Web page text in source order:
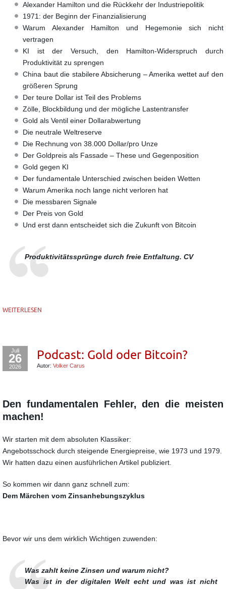
Alexander Hamilton und die Rückkehr der Industriepolitik
1971: der Beginn der Finanzialisierung
Warum Alexander Hamilton und Hegemonie sich nicht
vertragen
KI ist der Versuch, den Hamilton-Widerspruch durch
Produktivität zu sprengen
China baut die stabilere Absicherung – Amerika wettet auf den
größeren Sprung
Der teure Dollar ist Teil des Problems
Zölle, Blockbildung und der mögliche Lastentransfer
Gold als Ventil einer Dollarabwertung
Die neutrale Weltreserve
Die Rechnung von 38.000 Dollar/pro Unze
Der Goldpreis als Fassade – These und Gegenposition
Gold gegen KI
Der fundamentale Unterschied zwischen beiden Wetten
Warum Amerika noch lange nicht verloren hat
Die messbaren Signale
Der Preis von Gold
Und erst dann entscheidet sich die Zukunft von Bitcoin
Produktivitätssprünge durch freie Entfaltung. CV
WEITERLESEN
Juli
26
2026
Podcast: Gold oder Bitcoin?
Autor: Volker Carus
Den fundamentalen Fehler, den die meisten
machen!
Wir starten mit dem absoluten Klassiker:
Angebotsschock durch steigende Energiepreise, wie 1973 und 1979.
Wir hatten dazu einen ausführlichen Artikel publiziert.
So kommen wir dann ganz schnell zum:
Dem Märchen vom Zinsanhebungszyklus
Bevor wir uns dem wirklich Wichtigen zuwenden:
Was zahlt keine Zinsen und warum nicht?
Was ist in der digitalen Welt echt und was ist nicht